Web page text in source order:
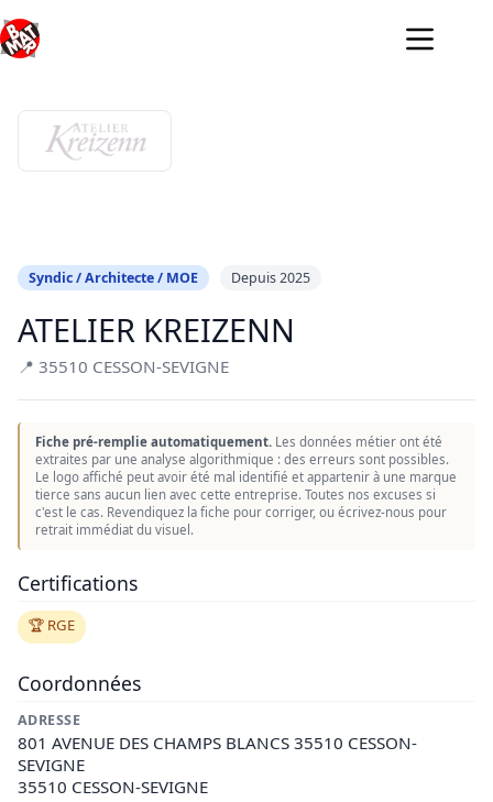
au
contenu
Syndic / Architecte / MOE Depuis 2025
ATELIER KREIZENN
📍 35510 CESSON-SEVIGNE
Fiche pré-remplie automatiquement. Les données métier ont été
extraites par une analyse algorithmique : des erreurs sont possibles.
Le logo affiché peut avoir été mal identifié et appartenir à une marque
tierce sans aucun lien avec cette entreprise. Toutes nos excuses si
c'est le cas. Revendiquez la fiche pour corriger, ou écrivez-nous pour
retrait immédiat du visuel.
Certifications
🏆 RGE
Coordonnées
ADRESSE
801 AVENUE DES CHAMPS BLANCS 35510 CESSON-
SEVIGNE
35510 CESSON-SEVIGNE